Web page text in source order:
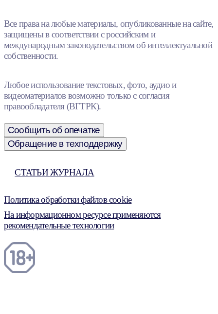
Все права на любые материалы, опубликованные на сайте,
защищены в соответствии с российским и
международным законодательством об интеллектуальной
собственности.
Любое использование текстовых, фото, аудио и
видеоматериалов возможно только с согласия
правообладателя (ВГТРК).
Сообщить об опечатке
Обращение в техподдержку
СТАТЬИ ЖУРНАЛА
Политика обработки файлов cookie
На информационном ресурсе применяются
рекомендательные технологии